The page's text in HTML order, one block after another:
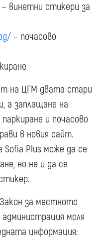
– винетни стикери за
– почасово
на ЦГМ двата стари
а заплащане на
и почасово
в новия сайт.
Sofia Plus може да се
но не и да се
за местното
моля
информация: